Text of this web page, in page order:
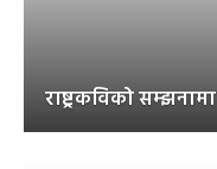
राष्ट्रकविको सम्झनामा